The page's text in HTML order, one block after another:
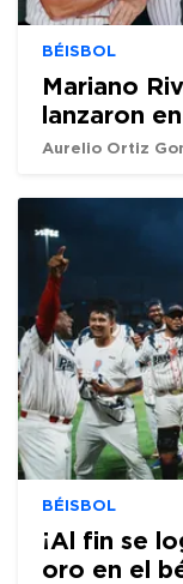
BÉISBOL
Mariano
lanzaron
Aurelio Ortiz
BÉISBOL
¡Al fin se
oro en el